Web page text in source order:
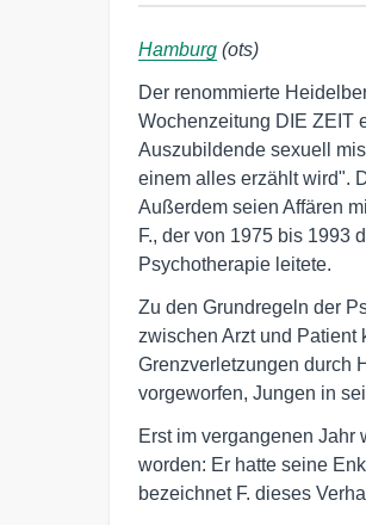
Hamburg (ots)
Der renommierte
Wochenzeitung DIE ZEIT
Auszubildende sexuell
einem alles erzählt wird".
Außerdem seien Affären
F., der von 1975 bis 1993
Psychotherapie leitete.
Zu den Grundregeln der
zwischen Arzt und Patient
Grenzverletzungen durch
vorgeworfen, Jungen in
Erst im vergangenen Jahr
worden: Er hatte seine
bezeichnet F. dieses